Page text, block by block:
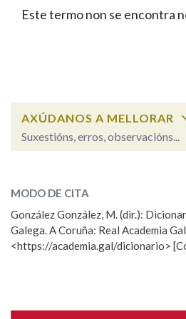
PORTAL
Facebook
TwitterYoutubeInstagram
Bluesky
BUSCAR NOS LEMAS
Remata por
BUSCAR NO CONTIDO
Nas definicións
Este termo non se encontra
AXÚDANOS A MELLORAR
Suxestións, erros, observacións...
Observación
Nome
MODO DE CITA
González González, M. (dir.):
Galega. A Coruña: Real Academia
<https://academia.gal/dicionario>